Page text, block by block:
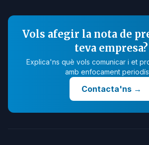
Vols afegir la nota de
teva empresa?
Explica'ns què vols comunicar i et
amb enfocament
Contacta'ns→